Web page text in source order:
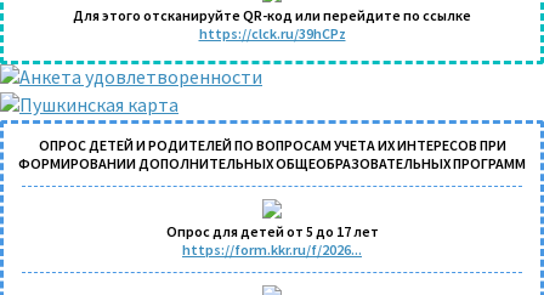
Для этого отсканируйте QR-код или перейдите по ссылке
https://clck.ru/39hCPz
ОПРОС ДЕТЕЙ И РОДИТЕЛЕЙ ПО ВОПРОСАМ УЧЕТА ИХ ИНТЕРЕСОВ ПРИ
ФОРМИРОВАНИИ ДОПОЛНИТЕЛЬНЫХ ОБЩЕОБРАЗОВАТЕЛЬНЫХ ПРОГРАММ
Опрос для детей от 5 до 17 лет
https://form.kkr.ru/f/2026...